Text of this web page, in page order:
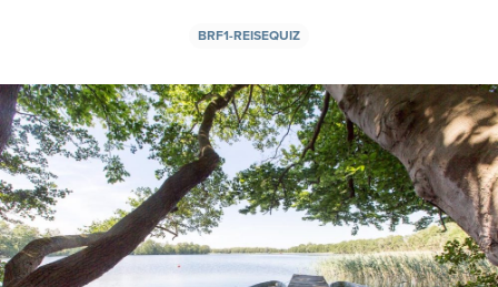
BRF1-REISEQUIZ